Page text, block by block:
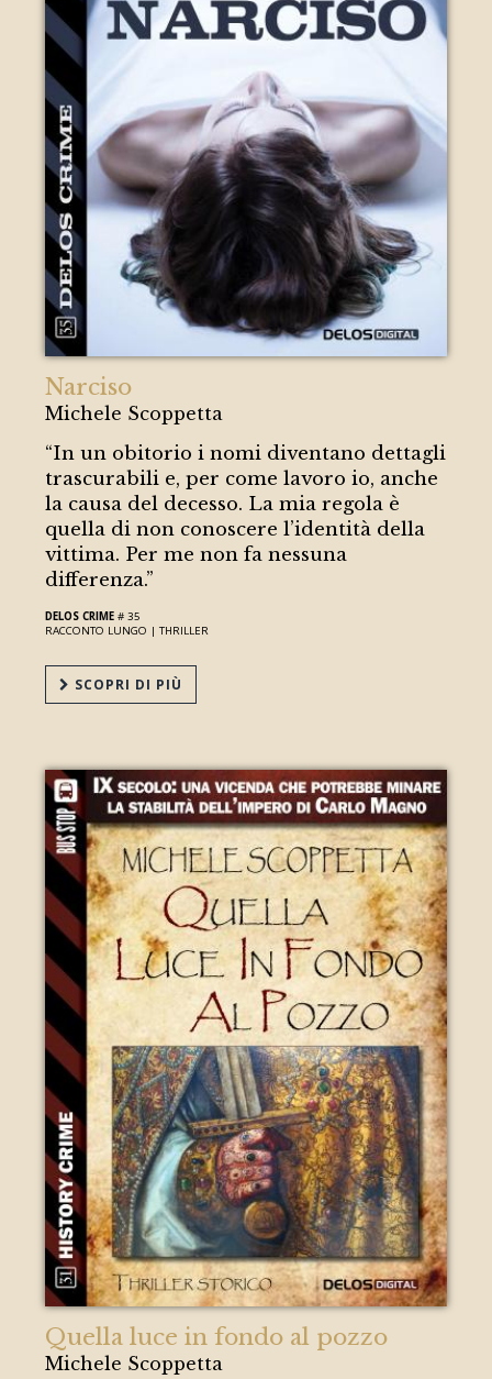
Narciso
Michele Scoppetta
“In un obitorio i nomi diventano dettagli
trascurabili e, per come lavoro io, anche
la causa del decesso. La mia regola è
quella di non conoscere l’identità della
vittima. Per me non fa nessuna
differenza.”
DELOS CRIME # 35
RACCONTO LUNGO |THRILLER
SCOPRI DI PIÙ
Quella luce in fondo al pozzo
Michele Scoppetta